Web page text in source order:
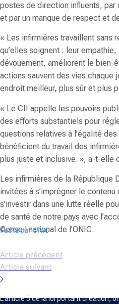
postes de direction influents, par
et par un manque de respect et
« Les infirmières travaillent sans
qu’elles soignent : leur
dévouement, améliorent le bien-
actions sauvent des vies chaque
endroit meilleur, plus sûr et plus
« Le CII appelle les pouvoirs
des efforts substantiels pour
questions relatives à l’égalité
bénéficient du travail des
plus juste et inclusive. », a-t-elle
Les infirmières de la République
invitées à s’imprégner le
s’investir dans une lutte réelle
de santé de notre pays avec
Conseil national de l’ONIC.
Publié par ONIC
Article précédent
Article suivant
L’article 5 de la loi portant création,